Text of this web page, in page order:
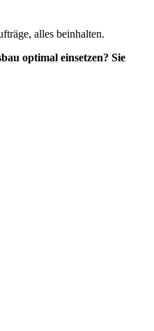
alles beinhalten.
optimal einsetzen? Sie